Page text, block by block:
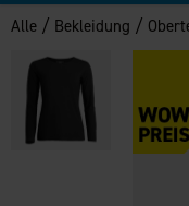
Alle / Bekleidung /